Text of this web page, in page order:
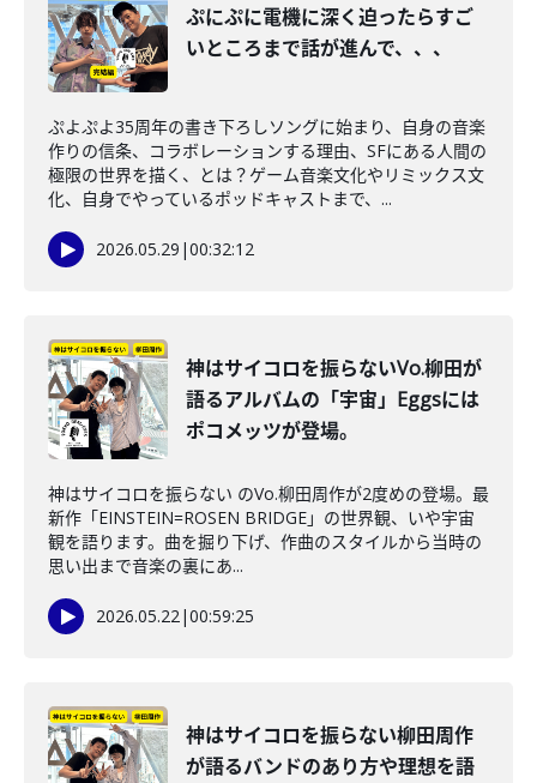
ぷにぷに電機に深く迫ったらすご
いところまで話が進んで、、、
ぷよぷよ35周年の書き下ろしソングに始まり、自身の音楽
作りの信条、コラボレーションする理由、SFにある人間の
極限の世界を描く、とは？ゲーム音楽文化やリミックス文
化、自身でやっているポッドキャストまで、...
2026.05.29 |00:32:12
神はサイコロを振らないVo.柳田が
語るアルバムの「宇宙」Eggsには
ポコメッツが登場。
神はサイコロを振らない のVo.柳田周作が2度めの登場。最
新作「EINSTEIN=ROSEN BRIDGE」の世界観、いや宇宙
観を語ります。曲を掘り下げ、作曲のスタイルから当時の
思い出まで音楽の裏にあ...
2026.05.22|00:59:25
神はサイコロを振らない柳田周作
が語るバンドのあり方や理想を語